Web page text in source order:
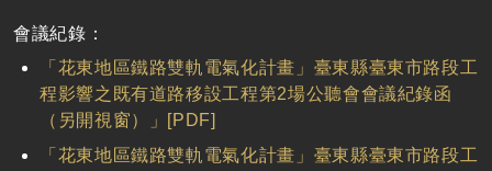
會議紀錄：
「花東地區鐵路雙軌電氣化計畫」臺東縣臺東市路段工
程影響之既有道路移設工程第2場公聽會會議紀錄函
（另開視窗）」[PDF]
「花東地區鐵路雙軌電氣化計畫」臺東縣臺東市路段工